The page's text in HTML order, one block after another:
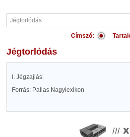
Címszó:
Jégtorlódás
l. Jégzajlás.
Forrás: Pallas Nagylexikon